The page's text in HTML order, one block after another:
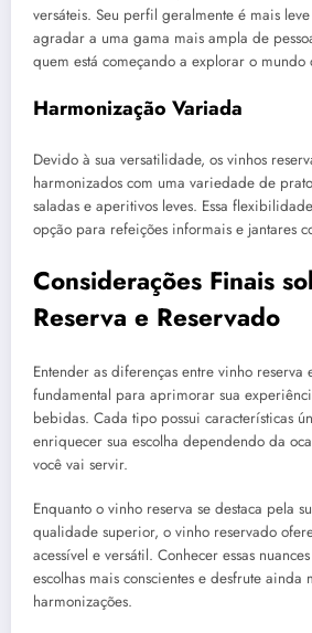
versáteis. Seu perfil geralmente é mais
agradar a uma gama mais ampla de
quem está começando a explorar o mundo
Harmonização Variada
Devido à sua versatilidade, os vinhos
harmonizados com uma variedade de
saladas e aperitivos leves. Essa
opção para refeições informais e jantares
Considerações Finais
Reserva e Reservado
Entender as diferenças entre vinho reserva
fundamental para aprimorar sua
bebidas. Cada tipo possui características
enriquecer sua escolha dependendo da
você vai servir.
Enquanto o vinho reserva se destaca pela
qualidade superior, o vinho reservado
acessível e versátil. Conhecer essas
escolhas mais conscientes e desfrute ainda
harmonizações.